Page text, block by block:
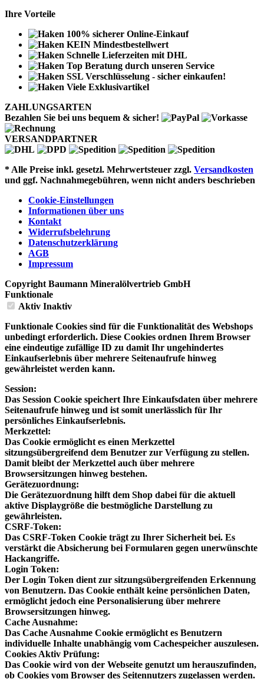
Ihre Vorteile
100% sicherer Online-Einkauf
KEIN Mindestbestellwert
Schnelle Lieferzeiten mit DHL
Top Beratung durch unseren Service
SSL Verschlüsselung - sicher einkaufen!
Viele Exklusivartikel
ZAHLUNGSARTEN
Bezahlen Sie bei uns bequem & sicher!
VERSANDPARTNER
* Alle Preise inkl. gesetzl. Mehrwertsteuer zzgl. Versandkosten
und ggf. Nachnahmegebühren, wenn nicht anders beschrieben
Cookie-Einstellungen
Informationen über uns
Kontakt
Widerrufsbelehrung
Datenschutzerklärung
AGB
Impressum
Copyright Baumann Mineralölvertrieb GmbH
Funktionale
Aktiv Inaktiv
Funktionale Cookies sind für die Funktionalität des Webshops
unbedingt erforderlich. Diese Cookies ordnen Ihrem Browser
eine eindeutige zufällige ID zu damit Ihr ungehindertes
Einkaufserlebnis über mehrere Seitenaufrufe hinweg
gewährleistet werden kann.
Session:
Das Session Cookie speichert Ihre Einkaufsdaten über mehrere
Seitenaufrufe hinweg und ist somit unerlässlich für Ihr
persönliches Einkaufserlebnis.
Merkzettel:
Das Cookie ermöglicht es einen Merkzettel
sitzungsübergreifend dem Benutzer zur Verfügung zu stellen.
Damit bleibt der Merkzettel auch über mehrere
Browsersitzungen hinweg bestehen.
Gerätezuordnung:
Die Gerätezuordnung hilft dem Shop dabei für die aktuell
aktive Displaygröße die bestmögliche Darstellung zu
gewährleisten.
CSRF-Token:
Das CSRF-Token Cookie trägt zu Ihrer Sicherheit bei. Es
verstärkt die Absicherung bei Formularen gegen unerwünschte
Hackangriffe.
Login Token:
Der Login Token dient zur sitzungsübergreifenden Erkennung
von Benutzern. Das Cookie enthält keine persönlichen Daten,
ermöglicht jedoch eine Personalisierung über mehrere
Browsersitzungen hinweg.
Cache Ausnahme:
Das Cache Ausnahme Cookie ermöglicht es Benutzern
individuelle Inhalte unabhängig vom Cachespeicher auszulesen.
Cookies Aktiv Prüfung:
Das Cookie wird von der Webseite genutzt um herauszufinden,
ob Cookies vom Browser des Seitennutzers zugelassen werden.